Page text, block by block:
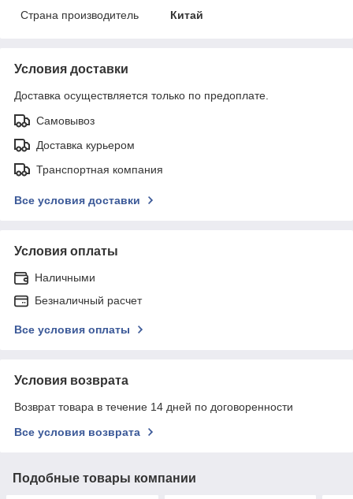
Страна производитель
Китай
Условия доставки
Доставка осуществляется только по предоплате.
Самовывоз
Доставка курьером
Транспортная компания
Все условия доставки
Условия оплаты
Наличными
Безналичный расчет
Все условия оплаты
Условия возврата
Возврат товара в течение 14 дней по договоренности
Все условия возврата
Подобные товары компании